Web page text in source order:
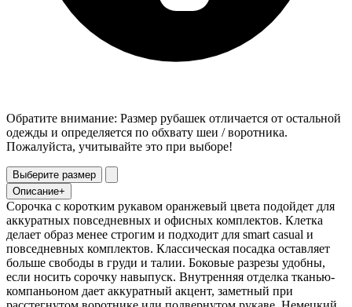
Обратите внимание: Размер рубашек отличается от остальной
одежды и определяется по обхвату шеи / воротника.
Пожалуйста, учитывайте это при выборе!
Выберите размер
Описание+
Сорочка с коротким рукавом оранжевый цвета подойдет для
аккуратных повседневных и офисных комплектов. Клетка
делает образ менее строгим и подходит для smart casual и
повседневных комплектов. Классическая посадка оставляет
больше свободы в груди и талии. Боковые разрезы удобны,
если носить сорочку навыпуск. Внутренняя отделка тканью-
компаньоном дает аккуратный акцент, заметный при